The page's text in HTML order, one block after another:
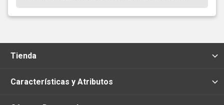
Tienda
Características y Atributos